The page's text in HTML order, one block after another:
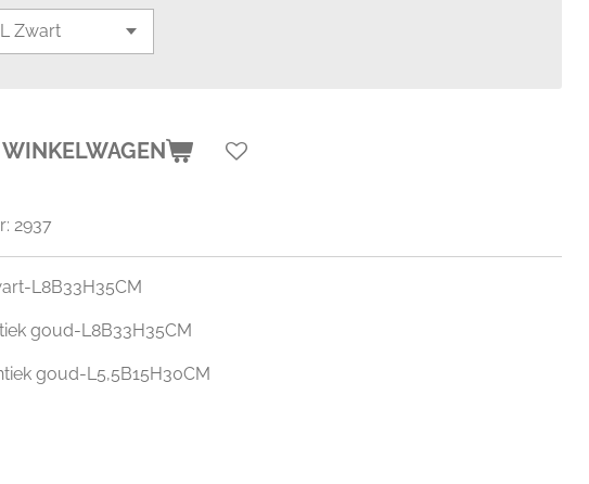
2937
L8B33H35CM
goud-L8B33H35CM
goud-L5,5B15H30CM